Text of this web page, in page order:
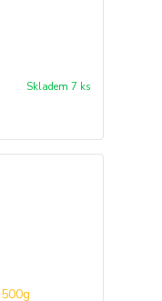
Skladem 7 ks